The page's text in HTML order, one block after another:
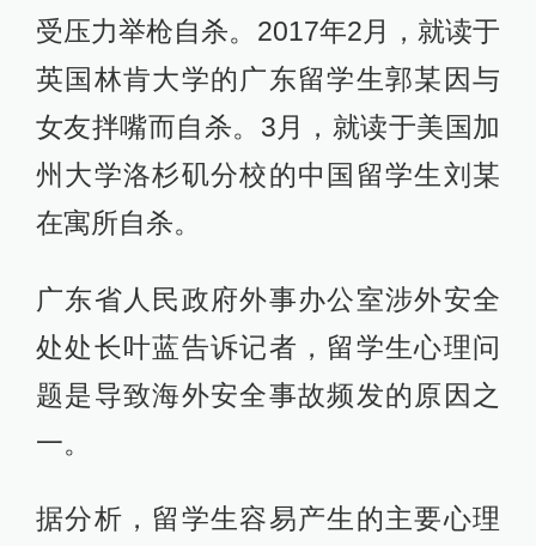
受压力举枪自杀。2017年2月，就读于
英国林肯大学的广东留学生郭某因与
女友拌嘴而自杀。3月，就读于美国加
州大学洛杉矶分校的中国留学生刘某
在寓所自杀。
广东省人民政府外事办公室涉外安全
处处长叶蓝告诉记者，留学生心理问
题是导致海外安全事故频发的原因之
一。
据分析，留学生容易产生的主要心理